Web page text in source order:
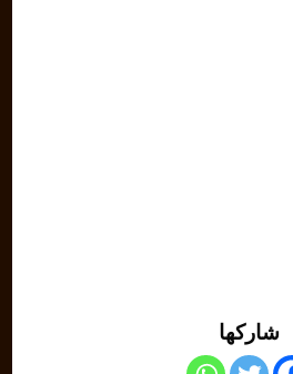
شاركها